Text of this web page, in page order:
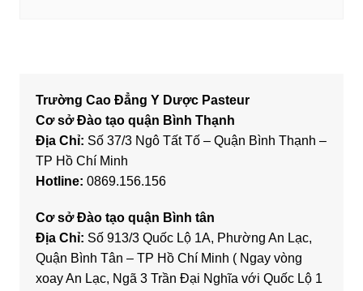
Trường Cao Đẳng Y Dược Pasteur
Cơ sở Đào tạo quận Bình Thạnh
Địa Chỉ: Số 37/3 Ngô Tất Tố – Quận Bình Thạnh –
TP Hồ Chí Minh
Hotline: 0869.156.156
Cơ sở Đào tạo quận Bình tân
Địa Chỉ: Số 913/3 Quốc Lộ 1A, Phường An Lạc,
Quận Bình Tân – TP Hồ Chí Minh ( Ngay vòng
xoay An Lạc, Ngã 3 Trần Đại Nghĩa với Quốc Lộ 1